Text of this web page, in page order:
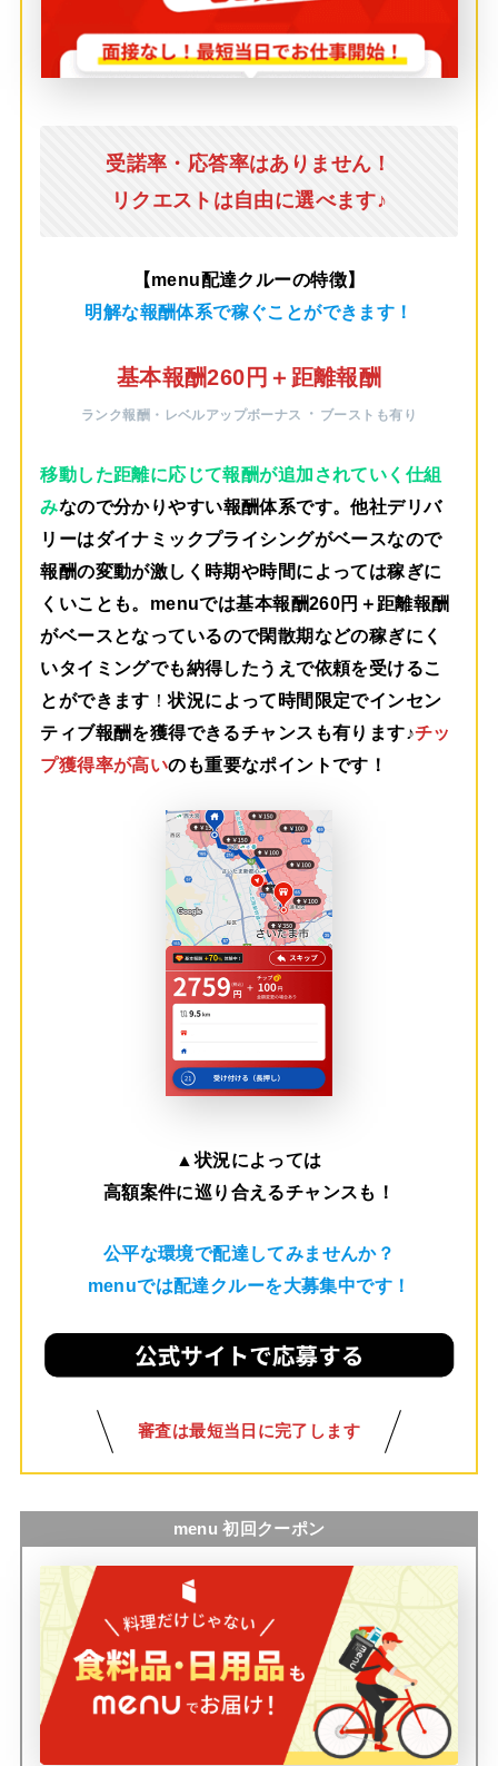
受諾率・応答率はありません！
リクエストは自由に選べます♪
【menu配達クルーの特徴】
明解な報酬体系で稼ぐことができます！
基本報酬260円＋距離報酬
ランク報酬・レベルアップボーナス ・ ブーストも有り
移動した距離に応じて報酬が追加されていく仕組
みなので分かりやすい報酬体系です。他社デリバ
リーはダイナミックプライシングがベースなので
報酬の変動が激しく時期や時間によっては稼ぎに
くいことも。menuでは基本報酬260円＋距離報酬
がベースとなっているので閑散期などの稼ぎにく
いタイミングでも納得したうえで依頼を受けるこ
とができます ！状況によって時間限定でインセン
ティブ報酬を獲得できるチャンスも有ります♪チッ
プ獲得率が高いのも重要なポイントです！
▲状況によっては
高額案件に巡り合えるチャンスも！
公平な環境で配達してみませんか？
menuでは配達クルーを大募集中です！
審査は最短当日に完了します
menu 初回クーポン